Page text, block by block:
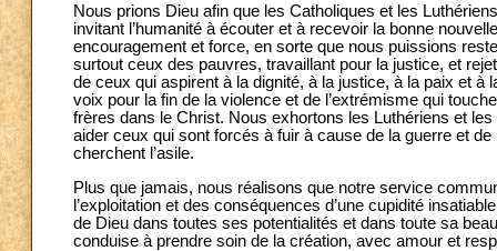
Nous prions Dieu afin que les Catholiques et les
invitant l’humanité à écouter et à recevoir la bonne
encouragement et force, en sorte que nous puissions
surtout ceux des pauvres, travaillant pour la justice, et
de ceux qui aspirent à la dignité, à la justice, à la paix et à
voix pour la fin de la violence et de l’extrémisme qui
frères dans le Christ. Nous exhortons les Luthériens et
aider ceux qui sont forcés à fuir à cause de la guerre et
cherchent l’asile.
Plus que jamais, nous réalisons que notre service
l’exploitation et des conséquences d’une cupidité
de Dieu dans toutes ses potentialités et dans toute sa
conduise à prendre soin de la création, avec amour et